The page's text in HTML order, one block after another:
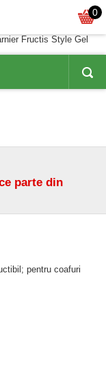
0
Fructis Style Gel
parte din
pentru coafuri